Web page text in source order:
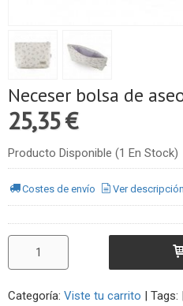
Neceser bolsa de
25,35 €
Producto Disponible (1 En Stock)
Costes de envío Ver descripción
Categoría: Viste tu carrito | Tags: |